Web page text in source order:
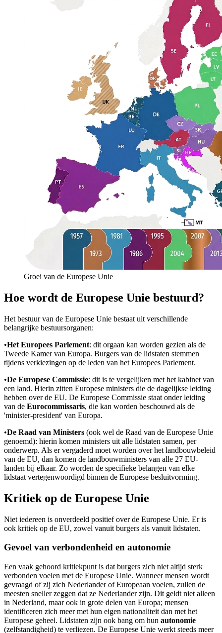
Groei van de Europese Unie
Hoe wordt de Europese Unie bestuurd?
Het bestuur van de Europese Unie bestaat uit verschillende
belangrijke bestuursorganen:
•Het Europees Parlement: dit orgaan kan worden gezien als de
Tweede Kamer van Europa. Burgers van de lidstaten stemmen
tijdens verkiezingen op de leden van het Europees Parlement.
•De Europese Commissie: dit is te vergelijken met het kabinet van
een land. Hierin zitten Europese ministers die de dagelijkse leiding
hebben over de EU. De Europese Commissie staat onder leiding
van de Eurocommissaris, die kan worden beschouwd als de
'minister-president' van Europa.
•De Raad van Ministers (ook wel de Raad van de Europese Unie
genoemd): hierin komen ministers uit alle lidstaten samen, per
onderwerp. Als er vergaderd moet worden over het landbouwbeleid
van de EU, dan komen de landbouwministers van alle 27 EU-
landen bij elkaar. Zo worden de specifieke belangen van elke
lidstaat vertegenwoordigd binnen de Europese besluitvorming.
Kritiek op de Europese Unie
Niet iedereen is onverdeeld positief over de Europese Unie. Er is
ook kritiek op de EU, zowel vanuit burgers als vanuit lidstaten.
Gevoel van verbondenheid en autonomie
Een vaak gehoord kritiekpunt is dat burgers zich niet altijd sterk
verbonden voelen met de Europese Unie. Wanneer mensen wordt
gevraagd of zij zich Nederlander of Europeaan voelen, zullen de
meesten sneller zeggen dat ze Nederlander zijn. Dit geldt niet alleen
in Nederland, maar ook in grote delen van Europa; mensen
identificeren zich meer met hun eigen nationaliteit dan met het
Europese geheel. Lidstaten zijn ook bang om hun autonomie
(zelfstandigheid) te verliezen. De Europese Unie werkt steeds meer